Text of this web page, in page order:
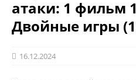
атаки: 1 фильм
Двойные игры
16.12.2024